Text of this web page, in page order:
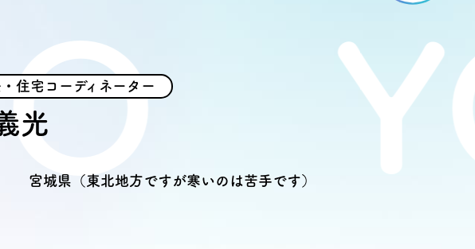
モデルハウス見学・ご予約
お問い合わせ
住宅コーディネーター
光
宮城県（東北地方ですが寒いのは苦手です）